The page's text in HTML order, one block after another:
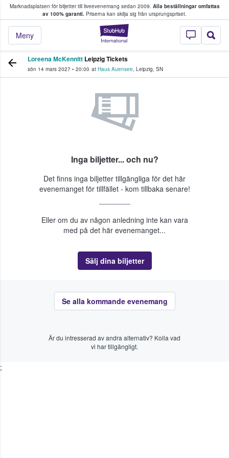
Marknadsplatsen för biljetter till liveevenemang sedan 2009. Alla beställningar omfattas
av 100% garanti. Priserna kan skilja sig från ursprungspriset.
StubHub – där
Meny
köper och säljer biljetter.
Loreena McKennitt Leipzig Tickets
sön 14 mars 2027 • 20:00 at Haus Auensee, Leipzig, SN
Inga biljetter... och nu?
Det finns inga biljetter tillgängliga för det här
evenemanget för tillfället - kom tillbaka senare!
Eller om du av någon anledning inte kan vara
med på det här evenemanget...
Sälj dina biljetter
Se alla kommande evenemang
Är du intresserad av andra alternativ? Kolla vad
vi har tillgängligt.
;